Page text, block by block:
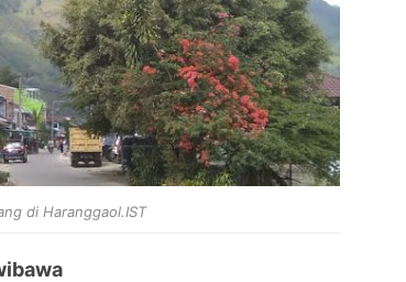
di Haranggaol.IST